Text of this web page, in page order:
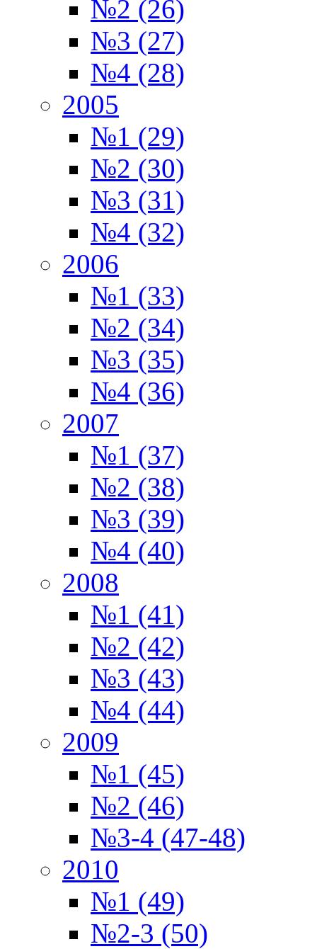
№2 (26)
№3 (27)
№4 (28)
2005
№1 (29)
№2 (30)
№3 (31)
№4 (32)
2006
№1 (33)
№2 (34)
№3 (35)
№4 (36)
2007
№1 (37)
№2 (38)
№3 (39)
№4 (40)
2008
№1 (41)
№2 (42)
№3 (43)
№4 (44)
2009
№1 (45)
№2 (46)
№3-4 (47-48)
2010
№1 (49)
№2-3 (50)